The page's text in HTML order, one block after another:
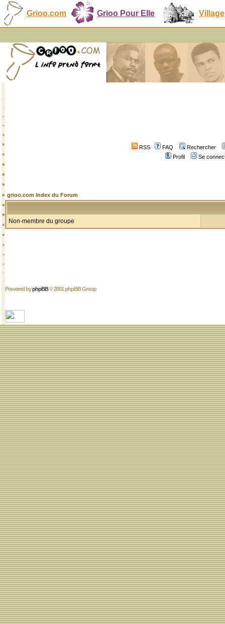
Grioo.com Grioo Pour Elle Village
RSS FAQ
Rechercher
Profil
Se
grioo.com Index du Forum
Non-membre du groupe
Powered byphpBB© 2001 phpBB Group